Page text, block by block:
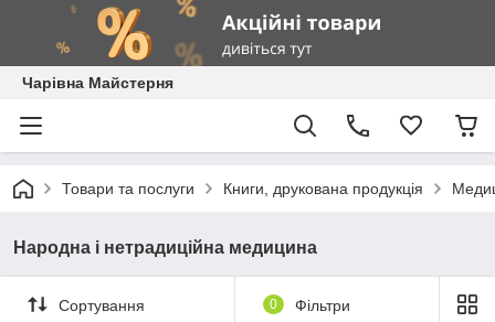
Чарівна Майстерня
Товари та послуги Книги, друкована продукція
Народна і нетрадиційна медицина
Сортування 0 Фільтри